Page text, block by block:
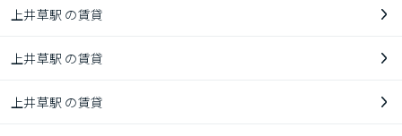
上井草駅 の賃貸
上井草駅 の賃貸
上井草駅 の賃貸